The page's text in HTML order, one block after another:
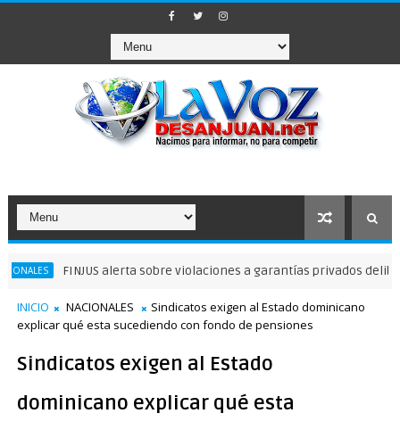
FINJUS alerta sobre violaciones a garantías privados delibertad
INICIO NACIONALES
Sindicatos exigen al Estado dominicano
explicar qué esta sucediendo con fondo de pensiones
Sindicatos exigen al Estado
dominicano explicar qué esta